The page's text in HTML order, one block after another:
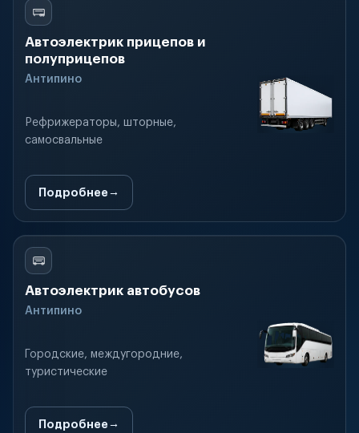
Автоэлектрик прицепов и
полуприцепов
Антипино
Рефрижераторы, шторные,
самосвальные
Подробнее
Автоэлектрик автобусов
Антипино
Городские, междугородние,
туристические
Подробнее